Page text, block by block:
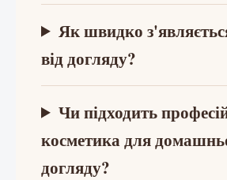
Як швидко
від догляду?
Чи підходить
косметика для
догляду?